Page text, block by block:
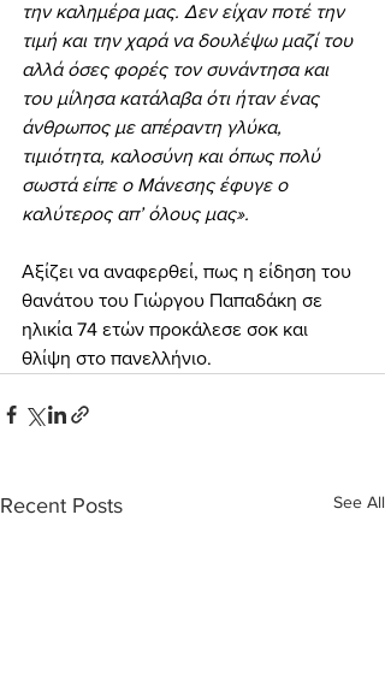
την καλημέρα μας. Δεν είχαν ποτέ την
τιμή και την χαρά να δουλέψω μαζί του
αλλά όσες φορές τον συνάντησα και
του μίλησα κατάλαβα ότι ήταν ένας
άνθρωπος με απέραντη γλύκα,
τιμιότητα, καλοσύνη και όπως πολύ
σωστά είπε ο Μάνεσης έφυγε ο
καλύτερος απ’ όλους μας».
Αξίζει να αναφερθεί, πως η είδηση του
θανάτου του Γιώργου Παπαδάκη σε
ηλικία 74 ετών προκάλεσε σοκ και
θλίψη στο πανελλήνιο.
Recent Posts See All